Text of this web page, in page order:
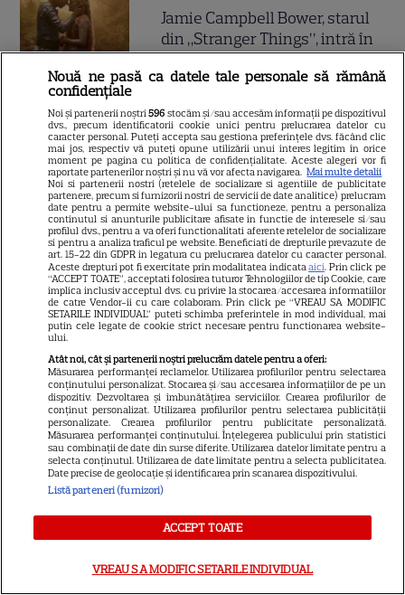
9
Jamie Campbell Bower, starul
din „Stranger Things”, intră în
universul „Stăpânul Inelelor”.
Ce rol legendar va interpreta în
5
NETFLIX
„Palatul de Est”, noul fenomen
coreean de pe Netflix: Regele
blestemat, fantomele și
exorcistul care sfidează
moartea
ŞTIRI
VEDETE STRĂINE
Vedetele de la Hollywood care
nu s-au căsătorit niciodată. De
Charlize Theron au evitat
Nouă ne pasă ca datele tale personale să rămână
confidențiale
Noi și partenerii noștri596 stocăm și/sau accesăm informații pe dispozitivul
dvs., precum identificatorii cookie unici pentru prelucrarea datelor cu
caracter personal. Puteți accepta sau gestiona preferințele dvs. făcând clic
mai jos, respectiv vă puteți opune utilizării unui interes legitim în orice
moment pe pagina cu politica de confidențialitate. Aceste alegeri vor fi
raportate partenerilor noștri și nu vă vor afecta navigarea. Mai multe detalii
Noi si partenerii nostri (retelele de socializare si agentiile de publicitate
partenere, precum si furnizorii nostri de servicii de date analitice) prelucram
date pentru a permite website-ului sa functioneze, pentru a personaliza
continutul si anunturile publicitare afisate in functie de interesele si/sau
profilul dvs., pentru a va oferi functionalitati aferente retelelor de socializare
si pentru a analiza traficul pe website. Beneficiati de drepturile prevazute de
art. 15-22 din GDPR in legatura cu prelucrarea datelor cu caracter personal.
Aceste drepturi pot fi exercitate prin modalitatea indicataaici. Prin click pe
“ACCEPT TOATE”, acceptati folosirea tuturor Tehnologiilor de tip Cookie, care
implica inclusiv acceptul dvs. cu privire la stocarea/accesarea informatiilor
de catre Vendor-ii cu care colaboram. Prin click pe “VREAU SA MODIFIC
SETARILE INDIVIDUAL” puteti schimba preferintele in mod individual, mai
putin cele legate de cookie strict necesare pentru functionarea website-
ului.
Atât noi, cât și partenerii noștri prelucrăm datele pentru a oferi:
Măsurarea performanței reclamelor. Utilizarea profilurilor pentru selectarea
conținutului personalizat. Stocarea și/sau accesarea informațiilor de pe un
dispozitiv. Dezvoltarea și îmbunătățirea serviciilor. Crearea profilurilor de
conținut personalizat. Utilizarea profilurilor pentru selectarea publicității
personalizate. Crearea profilurilor pentru publicitate personalizată.
Măsurarea performanței conținutului. Înțelegerea publicului prin statistici
sau combinații de date din surse diferite. Utilizarea datelor limitate pentru a
selecta conținutul. Utilizarea de date limitate pentru a selecta publicitatea.
Date precise de geolocație și identificarea prin scanarea dispozitivului.
Listă parteneri (furnizori)
ACCEPT TOATE
VREAU SA MODIFIC SETARILE INDIVIDUAL